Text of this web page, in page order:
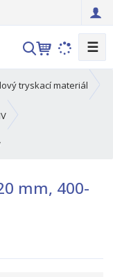
V
h
☰
tryskací materiál
mm, 400-